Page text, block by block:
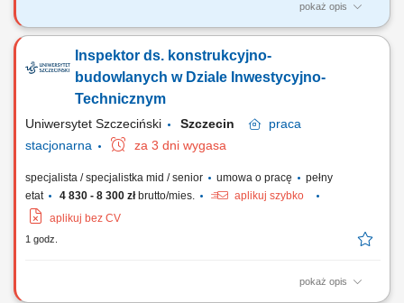
pokaż opis
Zakres obowiązków: napełnianie produktów chemicznych, pakowanie i
kontrola jakości wyrobów, przestrzeganie procedur bezpieczeństwa
oraz ochrony środowiska, dbanie o wysokie standardy jakości.
Inspektor ds. konstrukcyjno-
budowlanych w Dziale Inwestycyjno-
Technicznym
Uniwersytet Szczeciński Szczecin
praca
stacjonarna
za 3 dni wygasa
specjalista / specjalistka mid / senior umowa o pracę
pełny
etat
4 830 - 8 300 złbrutto/mies.
aplikuj szybko
aplikuj bez CV
1 godz.
pokaż opis